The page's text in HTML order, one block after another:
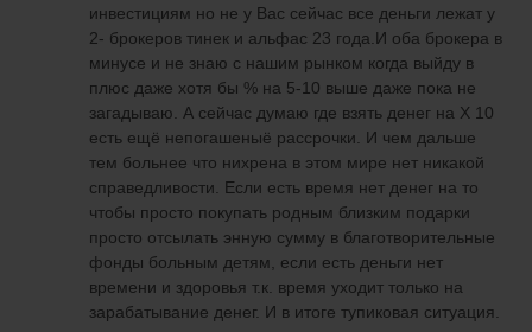
инвестициям но не у Вас сейчас все деньги лежат у
2- брокеров тинек и альфас 23 года.И оба брокера в
минусе и не знаю с нашим рынком когда выйду в
плюс даже хотя бы % на 5-10 выше даже пока не
загадываю. А сейчас думаю где взять денег на Х 10
есть ещё непогашеныё рассрочки. И чем дальше
тем больнее что нихрена в этом мире нет никакой
справедливости. Если есть время нет денег на то
чтобы просто покупать родным близким подарки
просто отсылать энную сумму в благотворительные
фонды больным детям, если есть деньги нет
времени и здоровья т.к. время уходит только на
зарабатывание денег. И в итоге тупиковая ситуация.